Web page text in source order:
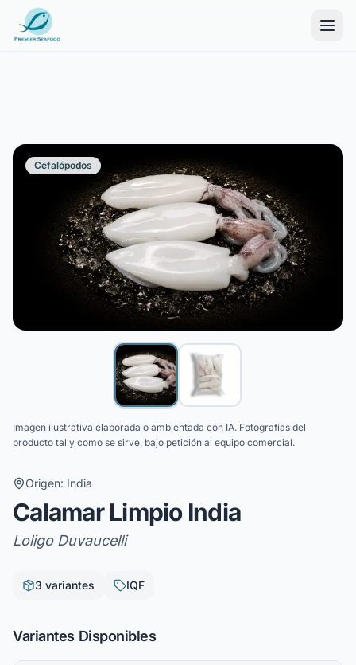
Cefalópodos
Imagen ilustrativa elaborada o ambientada con IA. Fotografías del
producto tal y como se sirve, bajo petición al equipo comercial.
Origen: India
Calamar Limpio India
Loligo Duvaucelli
3 variantes IQF
Variantes Disponibles